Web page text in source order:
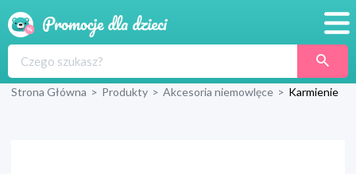
Produkty
Strona Główna > Produkty > Akcesoria niemowlęce > Karmienie